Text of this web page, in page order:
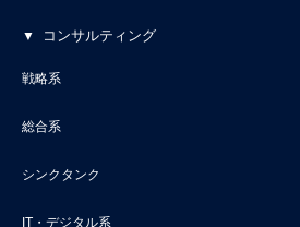
コンサルティング
戦略系
総合系
シンクタンク
IT・デジタル系